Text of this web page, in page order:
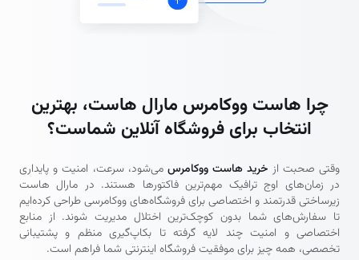
چرا هاست ووکامرس مارال هاست، بهترین
انتخاب برای فروشگاه آنلاین شماست؟
وقتی صحبت از خرید هاست ووکامرسمی‌شود، سرعت، امنیت و پایداری
در زمان‌های اوج ترافیک مهم‌ترین فاکتورها هستند. در مارال هاست
زیرساختی قدرتمند و اختصاصی برای فروشگاه‌های ووکامرسی طراحی کرده‌ایم
تا سفارش‌های شما بدون کوچک‌ترین اختلال مدیریت شوند. از منابع
اختصاصی و امنیت چند لایه گرفته تا بکاپ‌گیری منظم و پشتیبانی
تخصصی، همه‌ چیز برای موفقیت فروشگاه اینترنتی شما فراهم است.